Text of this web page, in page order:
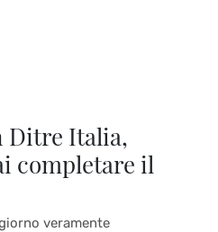
Ditre Italia,
completare il
veramente